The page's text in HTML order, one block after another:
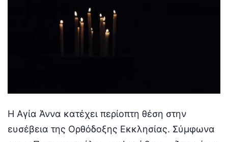
Η Αγία Άννα κατέχει περίοπτη θέση στην
ευσέβεια της Ορθόδοξης Εκκλησίας. Σύμφωνα